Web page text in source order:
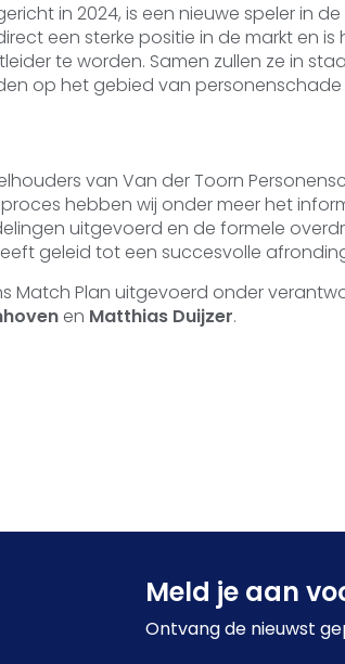
in 2024, is een nieuwe speler in
een sterke positie in de markt en
te worden. Samen zullen ze in
op het gebied van
van Van der Toorn
hebben wij onder meer het
uitgevoerd en de formele
geleid tot een succesvolle
Match Plan uitgevoerd onder
en Matthias Duijzer.
Meld je aan
Ontvang de nieuwst